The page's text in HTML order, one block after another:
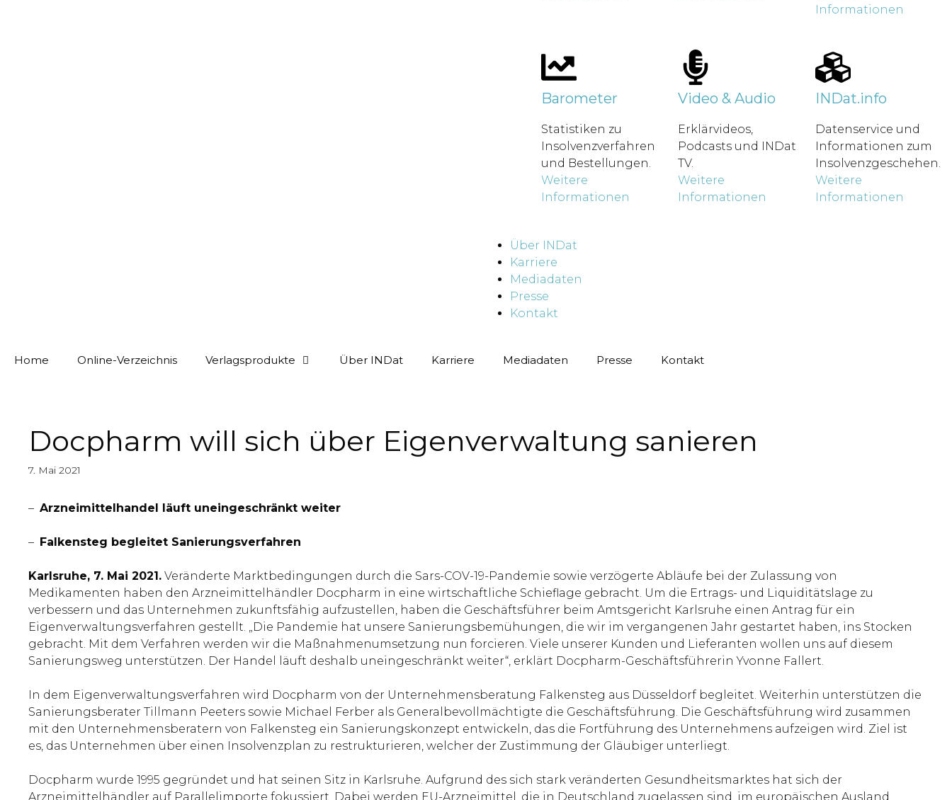
Informationen
Barometer
Statistiken zu
Insolvenzverfahren
und Bestellungen.
Weitere
Informationen
Video & Audio
Erklärvideos,
Podcasts und INDat
TV.
Weitere
Informationen
INDat.info
Datenservice und
Informationen zum
Insolvenzgeschehen.
Weitere
Informationen
Über INDat
Karriere
Mediadaten
Presse
Kontakt
Home Online-Verzeichnis Verlagsprodukte Über INDat Karriere Mediadaten Presse Kontakt
Docpharm will sich über Eigenverwaltung sanieren
7. Mai 2021
– Arzneimittelhandel läuft uneingeschränkt weiter
– Falkensteg begleitet Sanierungsverfahren
Karlsruhe, 7. Mai 2021. Veränderte Marktbedingungen durch die Sars-COV-19-Pandemie sowie verzögerte Abläufe bei der Zulassung von
Medikamenten haben den Arzneimittelhändler Docpharm in eine wirtschaftliche Schieflage gebracht. Um die Ertrags- und Liquiditätslage zu
verbessern und das Unternehmen zukunftsfähig aufzustellen, haben die Geschäftsführer beim Amtsgericht Karlsruhe einen Antrag für ein
Eigenverwaltungsverfahren gestellt. „Die Pandemie hat unsere Sanierungsbemühungen, die wir im vergangenen Jahr gestartet haben, ins Stocken
gebracht. Mit dem Verfahren werden wir die Maßnahmenumsetzung nun forcieren. Viele unserer Kunden und Lieferanten wollen uns auf diesem
Sanierungsweg unterstützen. Der Handel läuft deshalb uneingeschränkt weiter“, erklärt Docpharm-Geschäftsführerin Yvonne Fallert.
In dem Eigenverwaltungsverfahren wird Docpharm von der Unternehmensberatung Falkensteg aus Düsseldorf begleitet. Weiterhin unterstützen die
Sanierungsberater Tillmann Peeters sowie Michael Ferber als Generalbevollmächtigte die Geschäftsführung. Die Geschäftsführung wird zusammen
mit den Unternehmensberatern von Falkensteg ein Sanierungskonzept entwickeln, das die Fortführung des Unternehmens aufzeigen wird. Ziel ist
es, das Unternehmen über einen Insolvenzplan zu restrukturieren, welcher der Zustimmung der Gläubiger unterliegt.
Docpharm wurde 1995 gegründet und hat seinen Sitz in Karlsruhe. Aufgrund des sich stark veränderten Gesundheitsmarktes hat sich der
Arzneimittelhändler auf Parallelimporte fokussiert. Dabei werden EU-Arzneimittel, die in Deutschland zugelassen sind, im europäischen Ausland